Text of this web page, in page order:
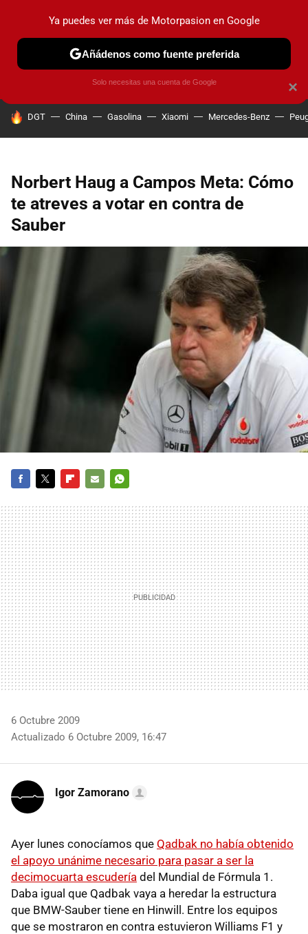
PRUEBAS COCHES ELÉCTRICOS OBSERVATORIO
HOY SE HABLA DE
DGT China Gasolina Xiaomi Mercedes-Benz
Norbert Haug a Campos Meta: Cómo
te atreves a votar en contra de
Sauber
MAIL
6 Octubre 2009
Actualizado 6 Octubre 2009, 16:47
Igor Zamorano
Ayer lunes conocíamos que Qadbak no había obtenido
el apoyo unánime necesario para pasar a ser la
decimocuarta escudería del Mundial de Fórmula 1.
Daba igual que Qadbak vaya a heredar la estructura
que BMW-Sauber tiene en Hinwill. Entre los equipos
que se mostraron en contra estuvieron Williams F1 y
×
Ya puedes ver más de Motorpasion en Google
Añádenos como fuente preferida
Solo necesitas una cuenta de Google